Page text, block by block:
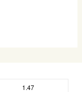
1.47